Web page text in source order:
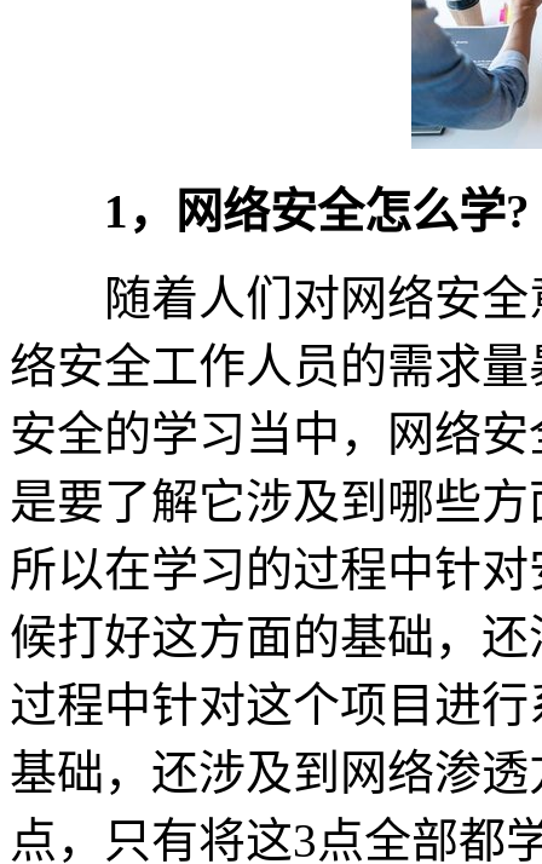
1，网络安全怎么学?
随着人们对网络安全
络安全工作人员的需求
安全的学习当中，网络
是要了解它涉及到哪些
所以在学习的过程中针
候打好这方面的基础，
过程中针对这个项目进
基础，还涉及到网络渗
点，只有将这3点全部都